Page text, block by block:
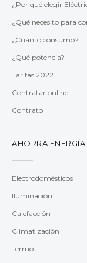
¿Por qué elegir
¿Qué necesito para
¿Cuánto consumo?
¿Qué potencia?
Tarifas 2022
Contratar online
Contrato
AHORRA ENERGÍA
Electrodomésticos
Iluminación
Calefacción
Climatización
Termo